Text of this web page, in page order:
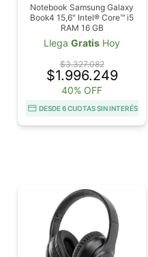
Notebook Samsung Galaxy
Book4 15,6" Intel® Core™ i5
RAM 16 GB
Llega Gratis Hoy
$3.327.082
$1.996.249
40% OFF
DESDE 6 CUOTAS SIN INTERÉS